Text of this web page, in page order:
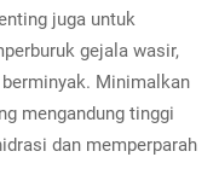
juga untuk
gejala wasir,
Minimalkan
mengandung tinggi
dan memperparah